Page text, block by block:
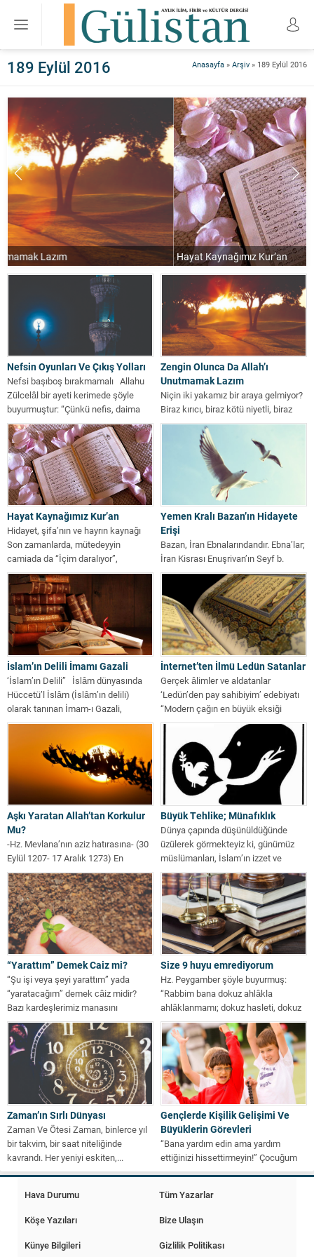
Anasayfa » Arşiv » 189 Eylül 2016
189 Eylül 2016
Hayat Kaynağımız Kur’an
Nefsin Oyunları Ve Çıkış Yolları
Nefsi başıboş bırakmamalı Allahu
Zülcelâl bir ayeti kerimede şöyle
buyurmuştur: “Çünkü nefis, daima
kötülüğü...
Zengin Olunca Da Allah’ı
Unutmamak Lazım
Niçin iki yakamız bir araya gelmiyor?
Biraz kırıcı, biraz kötü niyetli, biraz
itici gibi gelebilir...
Hayat Kaynağımız Kur’an
Hidayet, şifa’nın ve hayrın kaynağı
Son zamanlarda, mütedeyyin
camiada da “İçim daralıyor”,
“Bunalımdayım”, “Sıkıntıdan
patlamak...
Yemen Kralı Bazan’ın Hidayete
Erişi
Bazan, İran Ebnalarındandır. Ebna’lar;
İran Kisrası Enuşrivan’ın Seyf b.
Ziyezen komutasında Habeşlilerle
savaşmak için Yemen’e...
İslam’ın Delili İmamı Gazali
‘İslam’ın Delili” İslâm dünyasında
Hüccetü’l İslâm (İslâm’ın delili)
olarak tanınan İmam-ı Gazali,
Selçuklu döneminde...
İnternet’ten İlmü Ledün Satanlar
Gerçek âlimler ve aldatanlar
‘Ledün’den pay sahibiyim’ edebiyatı
“Modern çağın en büyük eksiği
nedir?”...
Aşkı Yaratan Allah’tan Korkulur
Mu?
-Hz. Mevlana’nın aziz hatırasına- (30
Eylül 1207- 17 Aralık 1273) En
coşkun aşkla bağlı olduğumuz...
Büyük Tehlike; Münafıklık
Dünya çapında düşünüldüğünde
üzülerek görmekteyiz ki, günümüz
müslümanları, İslam’ın izzet ve
şerefini temsil edemez durumdalar....
“Yarattım” Demek Caiz mi?
“Şu işi veya şeyi yarattım” yada
“yaratacağım” demek câiz midir?
Bazı kardeşlerimiz manasını
bilmeden “şu...
Size 9 huyu emrediyorum
Hz. Peygamber şöyle buyurmuş:
“Rabbim bana dokuz ahlâkla
ahlâklanmamı; dokuz hasleti, dokuz
huyu ahlâk...
Zaman’ın Sırlı Dünyası
Zaman Ve Ötesi Zaman, binlerce yıl
bir takvim, bir saat niteliğinde
kavrandı. Her yeniyi eskiten,...
Gençlerde Kişilik Gelişimi Ve
Büyüklerin Görevleri
“Bana yardım edin ama yardım
ettiğinizi hissettirmeyin!” Çocuğum
deliriyor mu? Ergen, kendine has bir
Hava Durumu
Tüm Yazarlar
Köşe Yazıları
Bize Ulaşın
Künye Bilgileri
Gizlilik Politikası